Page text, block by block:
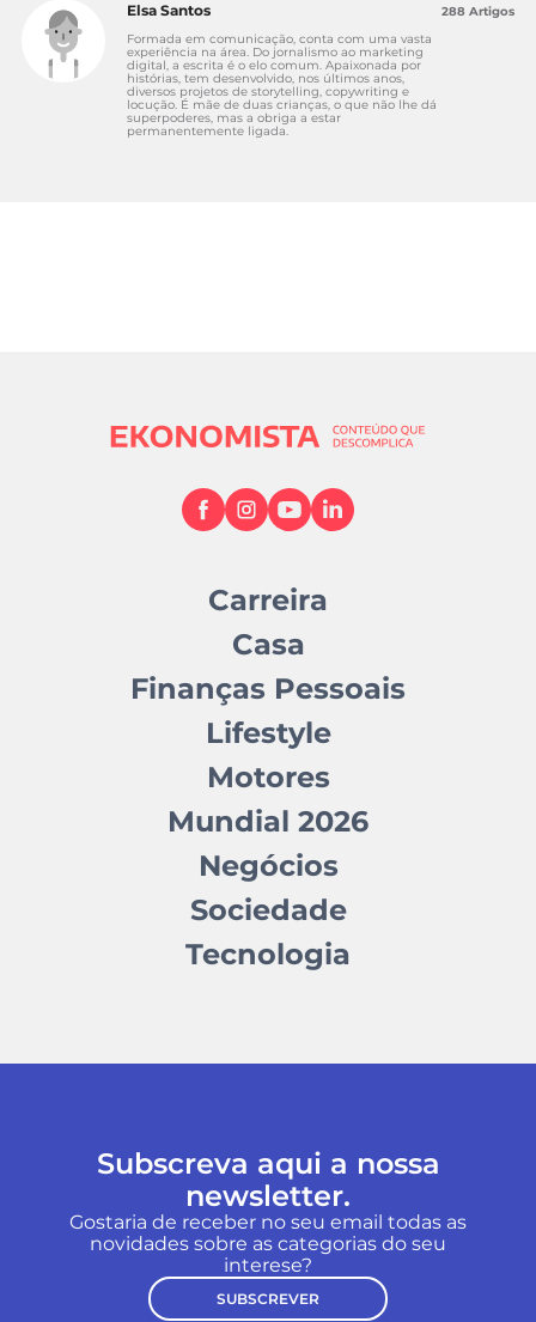
Elsa Santos
Formada em comunicação, conta com uma vasta
experiência na área. Do jornalismo ao marketing
digital, a escrita é o elo comum. Apaixonada por
histórias, tem desenvolvido, nos últimos anos,
diversos projetos de storytelling, copywriting e
locução. É mãe de duas crianças, o que não lhe dá
superpoderes, mas a obriga a estar
permanentemente ligada.
288 Artigos
Carreira
Casa
Finanças Pessoais
Lifestyle
Motores
Mundial 2026
Negócios
Sociedade
Tecnologia
Subscreva aqui a nossa
newsletter.
Gostaria de receber no seu email todas as
novidades sobre as categorias do seu
interese?
SUBSCREVER